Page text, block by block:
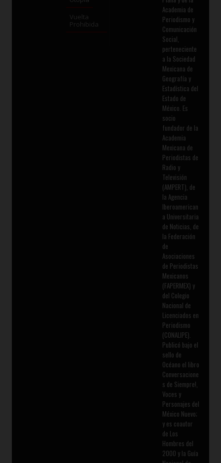
Vuelta
Prohibida
Academia de
Periodismo y
Comunicación
Social,
perteneciente
a la Sociedad
Mexicana de
Geografía y
Estadística del
Estado de
México. Es
socio
fundador de la
Academia
Mexicana de
Periodistas de
Radio y
Televisión
(AMPERT), de
la Agencia
Iberoamerican
a Universitaria
de Noticias, de
la Federación
de
Asociaciones
de Periodistas
Mexicanos
(FAPERMEX) y
del Colegio
Nacional de
Licenciados en
Periodismo
(CONALIPE).
Publicó bajo el
sello de
Océano el libro
Conversacione
s de Siempre!,
Voces y
Personajes del
México Nuevo;
y es coautor
de Los
Hombres del
2000 y la Guía